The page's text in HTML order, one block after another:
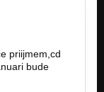
priijmem,cd
bude